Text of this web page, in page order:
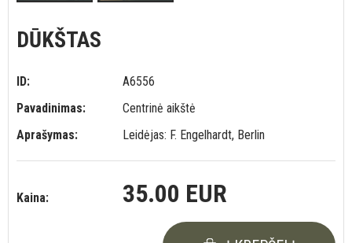
DŪKŠTAS
ID:
A6556
Pavadinimas:
Centrinė aikštė
Aprašymas:
Leidėjas: F. Engelhardt, Berlin
Kaina: 35.00 EUR